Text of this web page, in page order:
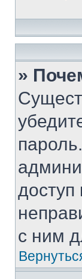
»
с ним